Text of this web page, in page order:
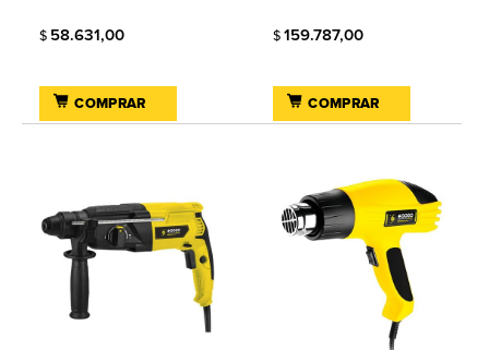
$ 58.631,00
COMPRAR
$ 159.787,00
COMPRAR